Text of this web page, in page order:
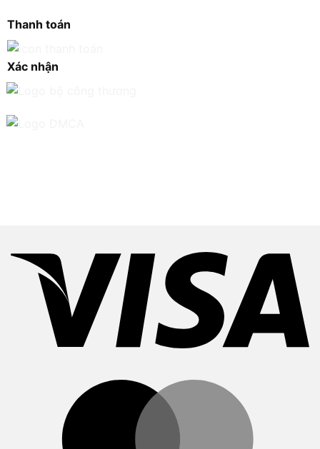
Thanh toán
Xác nhận